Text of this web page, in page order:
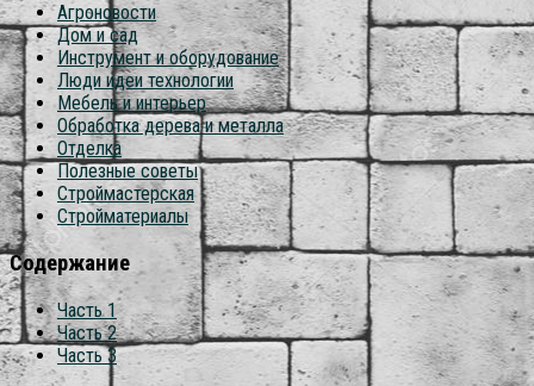
Агроновости
Дом и сад
Инструмент и оборудование
Люди идеи технологии
Мебель и интерьер
Обработка дерева и металла
Отделка
Полезные советы
Строймастерская
Стройматериалы
Содержание
Часть 1
Часть 2
Часть 3